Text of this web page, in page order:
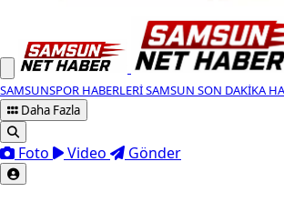
SAMSUNSPOR HABERLERISAMSUN SON DAKIKA
Daha Fazla
Foto Video Gönder